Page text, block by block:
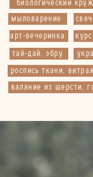
мыловарение
арт-вечеринка
тай-дай, эбру
роспись ткани,
биологический
валяние из шерсти,